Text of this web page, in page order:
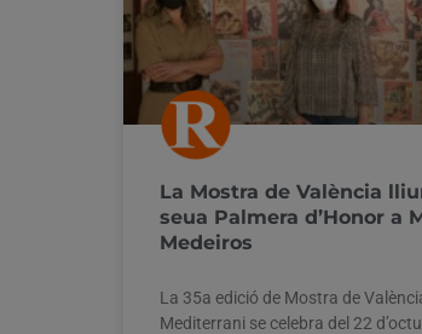
La Mostra de València
seua Palmera d’Honor a
Medeiros
La 35a edició de Mostra de
Mediterrani se celebra del 22